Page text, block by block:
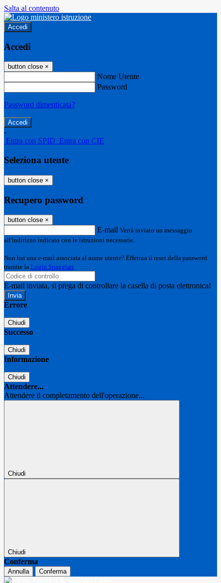
Salta al contenuto
Accedi
Accedi
button close ×
Nome Utente
Password
Password dimenticata?
-
Entra con SPID Entra con CIE
Seleziona utente
button close ×
Recupero password
button close ×
E-mail Verrà inviato un messaggio
all'indirizzo indicato con le istruzioni necessarie.
Non hai una e-mail associata al nome utente? Effettua il reset della password
tramite la Login Spaggiari
E-mail inviata, si prega di controllare la casella di posta elettronica!
Errore
Chiudi
Successo
Chiudi
Informazione
Chiudi
Attendere...
Attendere il completamento dell'operazione...
Chiudi
Chiudi
Conferma
Annulla Conferma